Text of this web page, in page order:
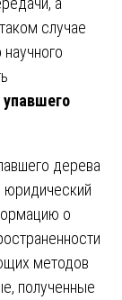
случае
упавшего
дерева
юридический
о
методов
полученные